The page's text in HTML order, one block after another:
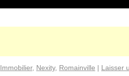
Immobilier, Nexity, Romainville | Laisser